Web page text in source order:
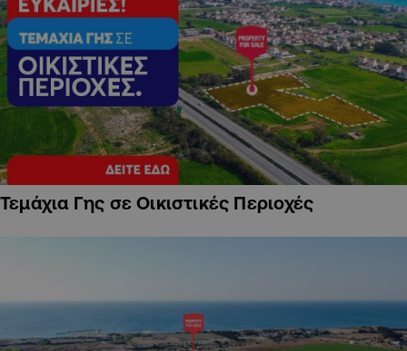
Τεμάχια Γης σε Οικιστικές Περιοχές